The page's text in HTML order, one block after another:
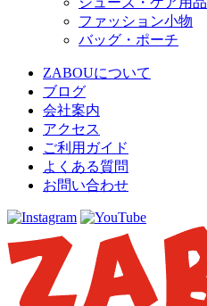
ファッション小物
バッグ・ポーチ
ZABOUについて
ブログ
会社案内
アクセス
ご利用ガイド
よくある質問
お問い合わせ